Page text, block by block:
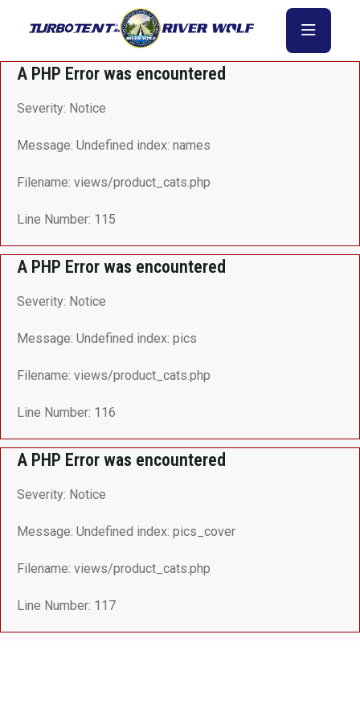
A PHP Error was encountered
Severity: Notice
Message: Undefined index: names
Filename: views/product_cats.php
Line Number: 115
A PHP Error was encountered
Severity: Notice
Message: Undefined index: pics
Filename: views/product_cats.php
Line Number: 116
A PHP Error was encountered
Severity: Notice
Message: Undefined index: pics_cover
Filename: views/product_cats.php
Line Number: 117